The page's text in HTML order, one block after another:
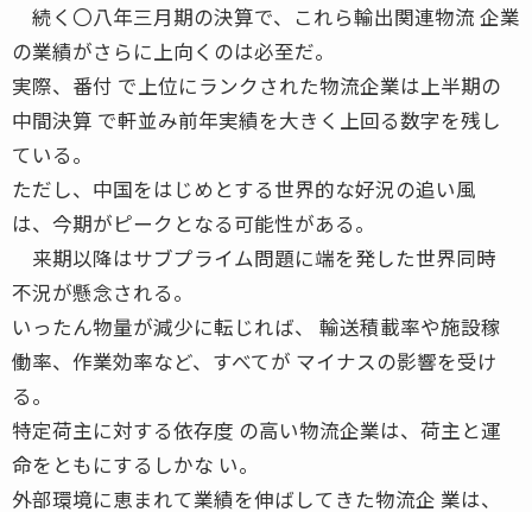
続く〇八年三月期の決算で、これら輸出関連物流 企業
の業績がさらに上向くのは必至だ。
実際、番付 で上位にランクされた物流企業は上半期の
中間決算 で軒並み前年実績を大きく上回る数字を残し
ている。
ただし、中国をはじめとする世界的な好況の追い風
は、今期がピークとなる可能性がある。
来期以降はサブプライム問題に端を発した世界同時
不況が懸念される。
いったん物量が減少に転じれば、 輸送積載率や施設稼
働率、作業効率など、すべてが マイナスの影響を受け
る。
特定荷主に対する依存度 の高い物流企業は、荷主と運
命をともにするしかな い。
外部環境に恵まれて業績を伸ばしてきた物流企 業は、